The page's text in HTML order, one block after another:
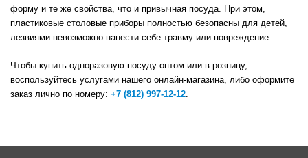
форму и те же свойства, что и привычная посуда. При этом,
пластиковые столовые приборы полностью безопасны для детей,
лезвиями невозможно нанести себе травму или повреждение.
Чтобы купить одноразовую посуду оптом или в розницу,
воспользуйтесь услугами нашего онлайн-магазина, либо оформите
заказ лично по номеру: +7 (812) 997-12-12